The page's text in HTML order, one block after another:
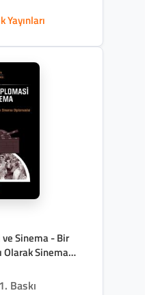
Yayınları
Sinema - Bir
Olarak Sinema
1. Baskı